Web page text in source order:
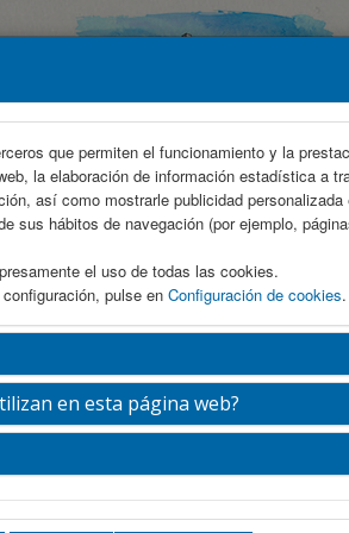
que permiten el funcionamiento y la
la elaboración de información estadística a
así como mostrarle publicidad personalizada
sus hábitos de navegación (por ejemplo,
el uso de todas las cookies.
pulse en Configuración de cookies.
en esta página web?
INSCRIPCIÓN ALOJAMIENTO
Miembro